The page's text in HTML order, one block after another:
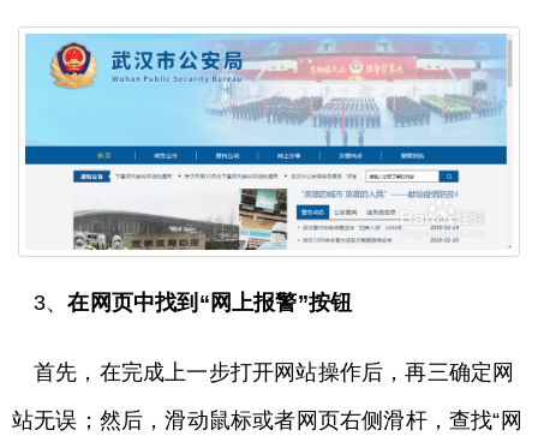
3、在网页中找到“网上报警”按钮
首先，在完成上一步打开网站操作后，再三确定网
站无误；然后，滑动鼠标或者网页右侧滑杆，查找“网